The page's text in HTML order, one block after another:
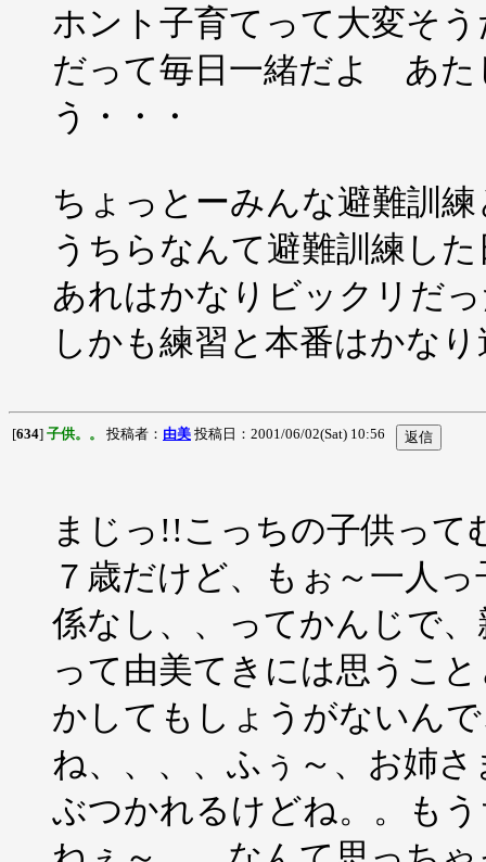
ホント子育てって大変そ
だって毎日一緒だよ あた
う・・・
ちょっとーみんな避難訓
うちらなんて避難訓練し
あれはかなりビックリだ
しかも練習と本番はかな
[634] 子供。。 投稿者： 由美 投稿日：2001/06/02(Sat) 10:56
まじっ!!こっちの子供って
７歳だけど、もぉ～一人
係なし、、ってかんじで
って由美てきには思うこ
かしてもしょうがないん
ね、、、、ふぅ～、お姉
ぶつかれるけどね。。も